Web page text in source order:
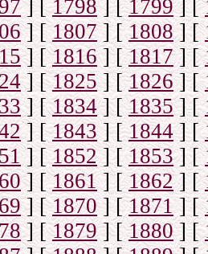
] [1798 ] [1799] [
] [1807] [1808] [
] [1816] [1817] [
] [1825] [1826] [
] [1834] [1835] [
] [1843 ] [1844] [
] [1852] [1853] [
] [1861] [1862] [
] [1870] [1871] [
] [1879] [1880] [